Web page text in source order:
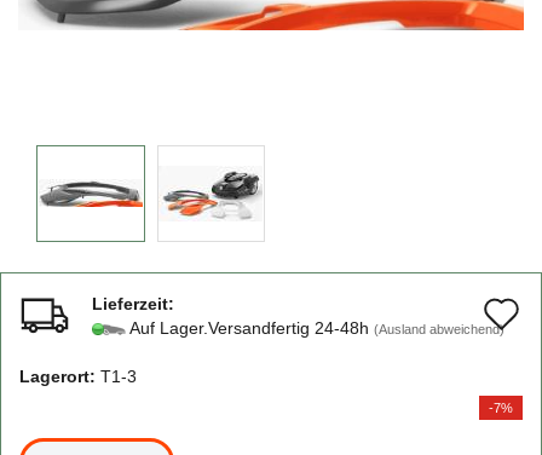
Lieferzeit:
Auf Lager.Versandfertig 24-48h (Ausland abweichend)
Lagerort: T1-3
-7%